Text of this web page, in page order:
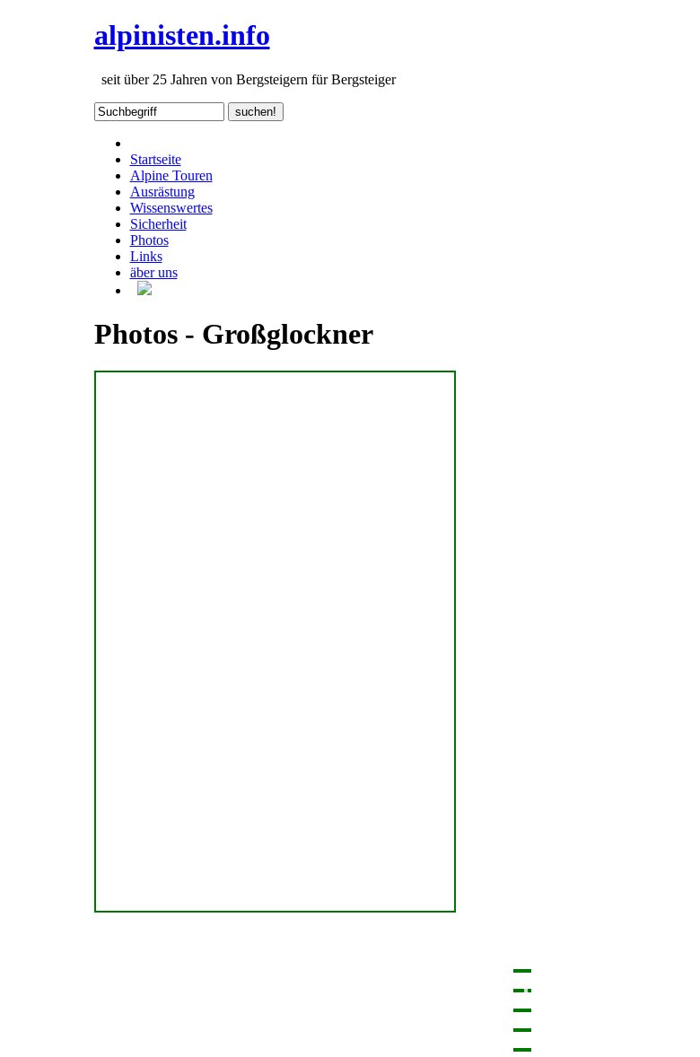
alpinisten.info
seit über 25 Jahren von Bergsteigern für Bergsteiger
Startseite
Alpine Touren
Ausrästung
Wissenswertes
Sicherheit
Photos
Links
äber uns
Photos - Großglockner